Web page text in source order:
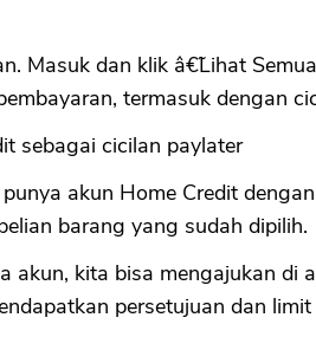
Masuk dan klik â€˜Lihat
termasuk dengan
sebagai cicilan paylater
akun Home Credit
barang yang sudah dipilih.
akun, kita bisa mengajukan di
persetujuan dan